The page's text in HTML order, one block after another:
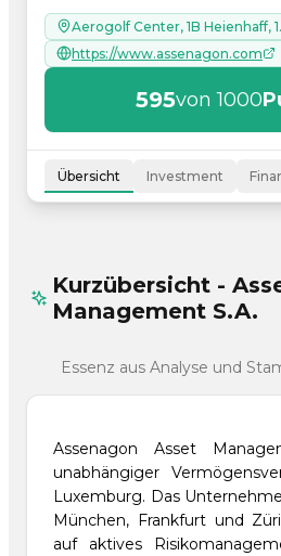
https://www.assenagon.com
595von 1000
Übersicht Investment
Kurzübersicht -
Management S.A.
Essenz aus Analyse und
Assenagon Asset
unabhängiger
Luxemburg. Das
München, Frankfurt und
auf aktives